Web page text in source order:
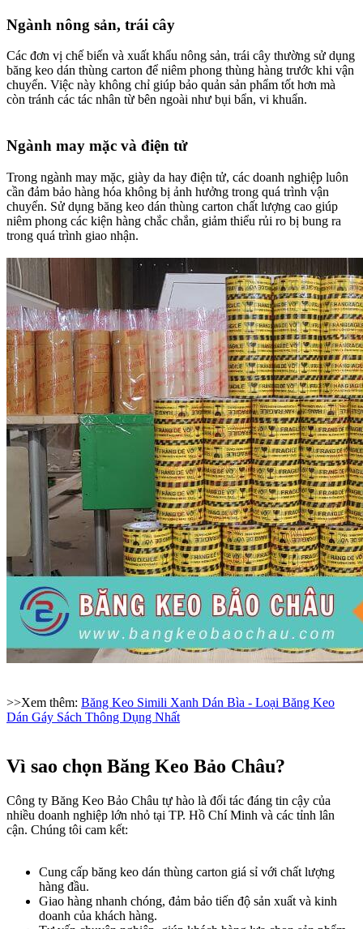
Ngành nông sản, trái cây​
Các đơn vị chế biến và xuất khẩu nông sản, trái cây thường sử dụng
băng keo dán thùng carton để niêm phong thùng hàng trước khi vận
chuyển. Việc này không chỉ giúp bảo quản sản phẩm tốt hơn mà
còn tránh các tác nhân từ bên ngoài như bụi bẩn, vi khuẩn.
Ngành may mặc và điện tử​
Trong ngành may mặc, giày da hay điện tử, các doanh nghiệp luôn
cần đảm bảo hàng hóa không bị ảnh hưởng trong quá trình vận
chuyển. Sử dụng băng keo dán thùng carton chất lượng cao giúp
niêm phong các kiện hàng chắc chắn, giảm thiểu rủi ro bị bung ra
trong quá trình giao nhận.
>>Xem thêm: Băng Keo Simili Xanh Dán Bìa - Loại Băng Keo
Dán Gáy Sách Thông Dụng Nhất
Vì sao chọn Băng Keo Bảo Châu?
Công ty Băng Keo Bảo Châu tự hào là đối tác đáng tin cậy của
nhiều doanh nghiệp lớn nhỏ tại TP. Hồ Chí Minh và các tỉnh lân
cận. Chúng tôi cam kết:
Cung cấp băng keo dán thùng carton giá sỉ với chất lượng
hàng đầu.
Giao hàng nhanh chóng, đảm bảo tiến độ sản xuất và kinh
doanh của khách hàng.